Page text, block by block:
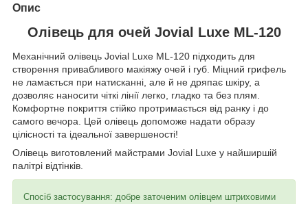
Опис
Олівець для очей Jovial Luxe ML-120
Механічний олівець Jovial Luxe ML-120 підходить для
створення привабливого макіяжу очей і губ. Міцний грифель
не ламається при натисканні, але й не дряпає шкіру, а
дозволяє наносити чіткі лінії легко, гладко та без плям.
Комфортне покриття стійко протримається від ранку і до
самого вечора. Цей олівець допоможе надати образу
цілісності та ідеальної завершеності!
Олівець виготовлений майстрами Jovial Luxe у найширшій
палітрі відтінків.
Спосіб застосування: добре заточеним олівцем штриховими